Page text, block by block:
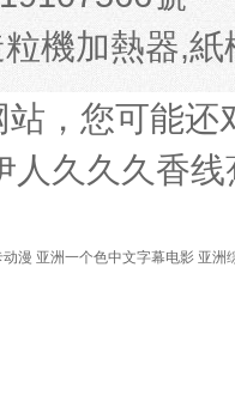
機加熱器,
，您可能还
人久久久香
动漫 亚洲一个色中文字幕电影 亚洲